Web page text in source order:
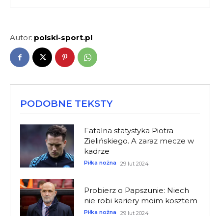
Autor: polski-sport.pl
PODOBNE TEKSTY
Fatalna statystyka Piotra
Zielińskiego. A zaraz mecze w
kadrze
Piłka nożna 29 lut 2024
Probierz o Papszunie: Niech
nie robi kariery moim kosztem
Piłka nożna 29 lut 2024